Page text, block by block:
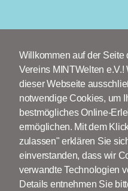
© 2026 MINTWelten e.V.
Willkommen auf der Seite
Vereins MINTWelten e.V.!
dieser Webseite
notwendige Cookies, um
bestmögliches Online-
ermöglichen. Mit dem
zulassen" erklären Sie
einverstanden, dass wir
verwandte Technologien
Details entnehmen Sie